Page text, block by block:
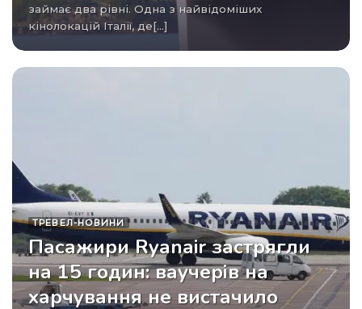
займає два рівні. Одна з найвідоміших
кінолокацій Італії, де[...]
ТРЕВЕЛ-НОВИНИ
Пасажири Ryanair застрягли
на 15 годин: ваучерів на
харчування не вистачило